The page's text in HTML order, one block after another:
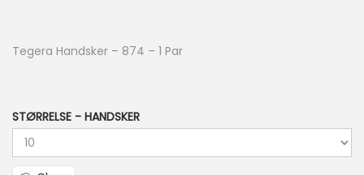
Tegera Handsker – 874 – 1 Par
STØRRELSE - HANDSKER